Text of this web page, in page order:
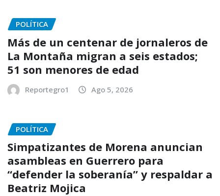
POLÍTICA
Más de un centenar de jornaleros de
La Montaña migran a seis estados;
51 son menores de edad
Reportegro1 Ago 5, 2026
POLÍTICA
Simpatizantes de Morena anuncian
asambleas en Guerrero para
“defender la soberanía” y respaldar a
Beatriz Mojica